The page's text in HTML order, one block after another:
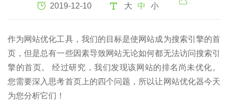
2019-12-10 大 中 小
作为网站优化工具，我们的目标是使网站成为搜索引擎的首
页，但是总有一些因素导致网站无论如何都无法访问搜索引
擎的首页。 经过研究，我们发现该网站的排名尚未优化。
您需要深入思考首页上的四个问题，所以让网站优化器今天
为您分析它们！